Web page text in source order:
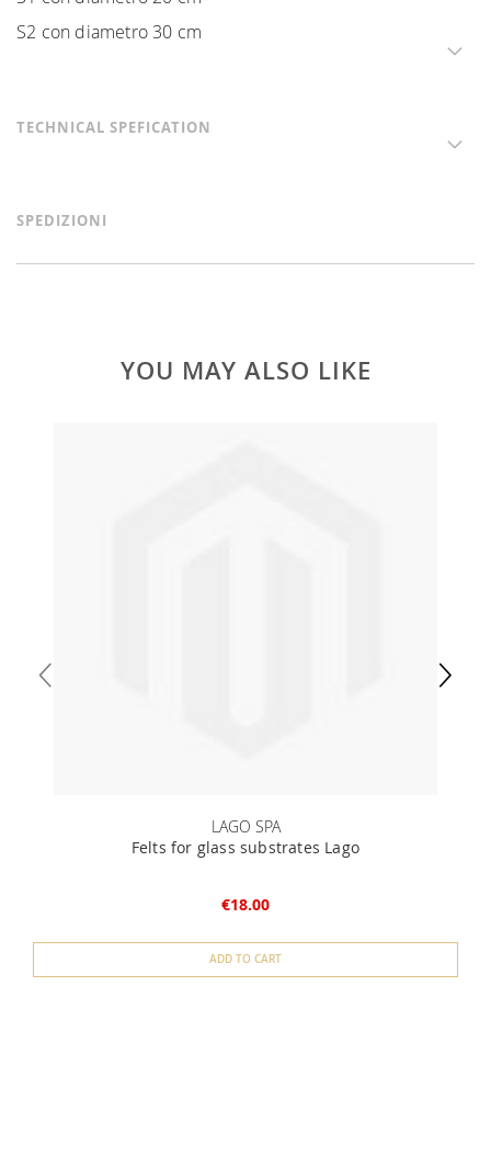
S2 con diametro 30 cm
TECHNICAL SPEFICATION
SPEDIZIONI
YOU MAY ALSO LIKE
LAGO SPA
Felts for glass substrates Lago
€18.00
ADD TO CART